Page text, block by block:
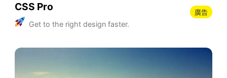
CSS Pro
Get to the right design faster.
廣告